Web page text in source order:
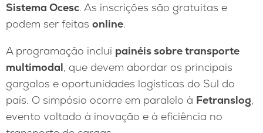
Sistema Ocesc. As inscrições são gratuitas e
podem ser feitas online.
A programação inclui painéis sobre transporte
multimodal, que devem abordar os principais
gargalos e oportunidades logísticas do Sul do
país. O simpósio ocorre em paralelo à Fetranslog,
evento voltado à inovação e à eficiência no